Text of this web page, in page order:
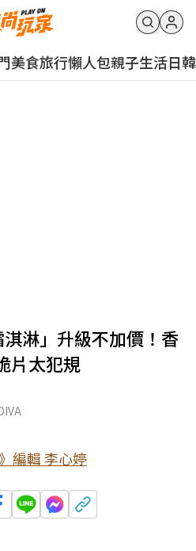
美食旅行懶人包親子生活日韓
淋」升級不加價！香
片太犯規
編輯 李心婷